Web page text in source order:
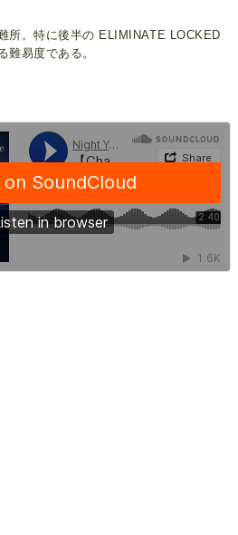
所。特に後半の ELIMINATE LOCKED
難易度である。